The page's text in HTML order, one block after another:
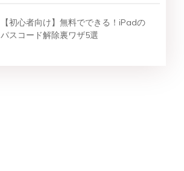
【初心者向け】無料でできる！iPadの
パスコード解除裏ワザ5選